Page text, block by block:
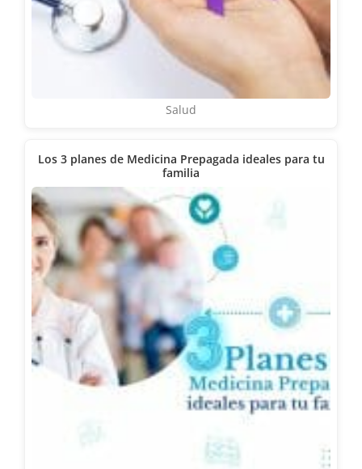
Salud
Los 3 planes de Medicina Prepagada ideales para tu
familia